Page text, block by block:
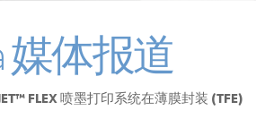
媒体报道
FLEX 喷墨打印系统在薄膜封装 (TFE)